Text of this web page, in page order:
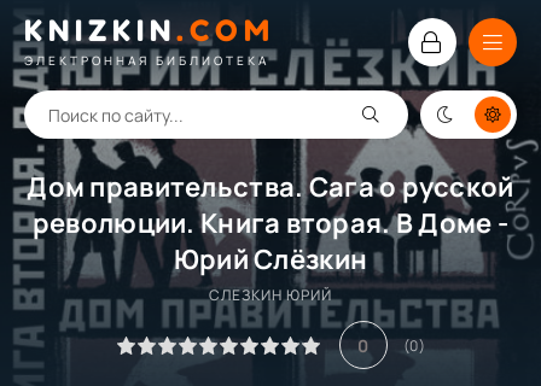
KNIZKIN.COM
ЭЛЕКТРОННАЯ БИБЛИОТЕКА
Дом правительства. Сага о русской
революции. Книга вторая. В Доме -
Юрий Слёзкин
СЛЕЗКИН ЮРИЙ
0 (0)